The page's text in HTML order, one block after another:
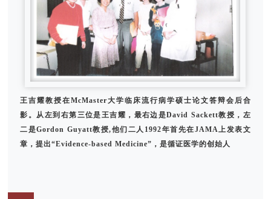
王吉耀教授在McMaster大学临床流行病学硕士论文答辩会后合
影。从左到右第三位是王吉耀，最右边是David Sackett教授，左
二是Gordon Guyatt教授,他们二人1992年首先在JAMA上发表文
章，提出“Evidence-based Medicine”，是循证医学的创始人